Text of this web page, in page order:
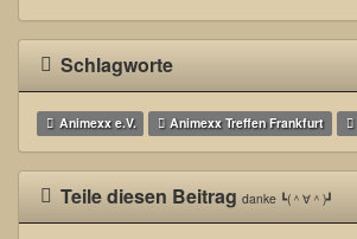
Schlagworte
Animexx e.V. Animexx Treffen Frankfurt
Teile diesen Beitragdanke ┗(＾∀＾)┛